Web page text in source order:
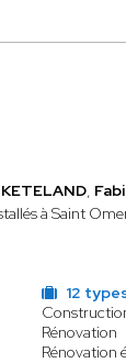
KETELAND,
à Saint
12
Rénovation
Rénovation